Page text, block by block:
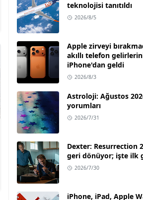
teknolojisi tanıtıldı
2026/8/5
Apple zirveyi
akıllı telefon
iPhone'dan geldi
2026/8/3
Astroloji: Ağustos
yorumları
2026/7/31
Dexter: Resurrection
geri dönüyor; işte ilk
2026/7/30
iPhone, iPad, Apple